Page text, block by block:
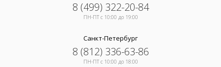
8 (499) 322-20-84
ПН-ПТ c 10:00 до 19:00
Санкт-Петербург
8 (812) 336-63-86
ПН-ПТ c 10:00 до 18:00